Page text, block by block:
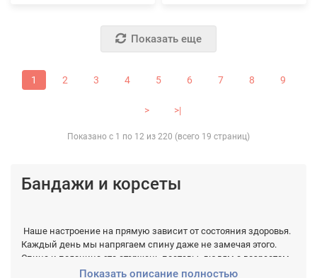
Показать еще
1 2 3 4 5 6 7 8 9
> >|
Показано с 1 по 12 из 220 (всего 19 страниц)
Бандажи и корсеты
Наше настроение на прямую зависит от состояния здоровья.
Каждый день мы напрягаем спину даже не замечая этого.
Спина и поясница это стержень поставы, людям с возрастом
очень трудно поддерживать спину. Когда при черезмерных
Показать описание полностью